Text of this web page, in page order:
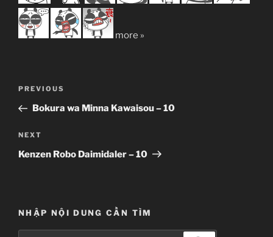
more »
Previous
Post
PREVIOUS
Bokura wa Minna Kawaisou – 10
Next
Post
NEXT
Kenzen Robo Daimidaler – 10
NHẬP NỘI DUNG CẦN TÌM